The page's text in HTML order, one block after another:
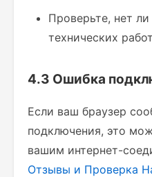
Проверьте, нет
технических
4.3 Ошибка
Если ваш браузер
подключения, это
вашим интернет-
Отзывы и Проверка